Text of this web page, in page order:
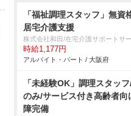
「福祉調理スタッフ」無資
居宅介護支援
株式会社和田/在宅介護サポートサ
時給1,177円
アルバイト・パート / 大阪府
「未経験OK」調理スタッ
のみ/サービス付き高齢者向
障完備